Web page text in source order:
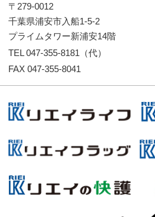
〒279-0012
千葉県浦安市入船1-5-2
プライムタワー新浦安14階
TEL 047-355-8181（代）
FAX 047-355-8041